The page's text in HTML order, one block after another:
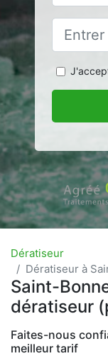
Dératiseur
Dératiseur à
Saint-
dératiseur
Faites-nous
meilleur tarif